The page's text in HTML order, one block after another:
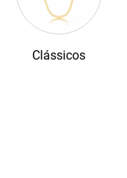
Colares